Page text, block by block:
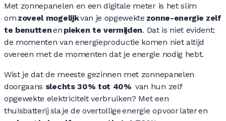
Met zonnepanelen en een digitale meter is het slim
om zoveel mogelijkvan je opgewekte zonne-energie zelf
te benuttenen pieken te vermijden. Dat is niet evident:
de momenten van energieproductie komen niet altijd
overeen met de momenten dat je energie nodig hebt.
Wist je dat de meeste gezinnen met zonnepanelen
doorgaans slechts 30% tot 40% van hun zelf
opgewekte elektriciteit verbruiken? Met een
thuisbatterij sla je de overtollige energie op voor later en